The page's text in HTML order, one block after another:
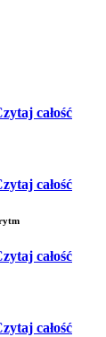
całość
całość
całość
całość